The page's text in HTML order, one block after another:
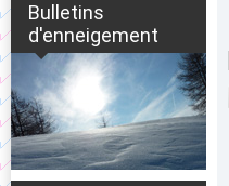
Bulletins
d'enneigement